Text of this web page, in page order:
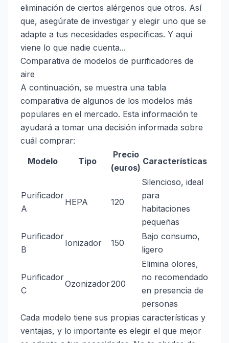
eliminación de ciertos alérgenos que otros. Así
que, asegúrate de investigar y elegir uno que se
adapte a tus necesidades específicas. Y aquí
viene lo que nadie cuenta...
Comparativa de modelos de purificadores de
aire
A continuación, se muestra una tabla
comparativa de algunos de los modelos más
populares en el mercado. Esta información te
ayudará a tomar una decisión informada sobre
cuál comprar:
Modelo
Tipo
Precio
(euros)
Características
Purificador
A
HEPA 120
Silencioso, ideal
para
habitaciones
pequeñas
Purificador
B
Ionizador 150
Bajo consumo,
ligero
Purificador
C
Ozonizador200
Elimina olores,
no recomendado
en presencia de
personas
Cada modelo tiene sus propias características y
ventajas, y lo importante es elegir el que mejor